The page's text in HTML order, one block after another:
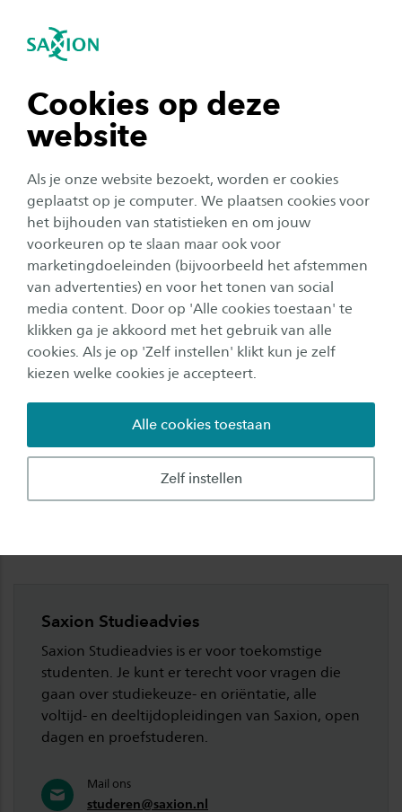
Cookies op deze
website
Als je onze website bezoekt, worden er cookies
geplaatst op je computer. We plaatsen cookies voor
het bijhouden van statistieken en om jouw
voorkeuren op te slaan maar ook voor
marketingdoeleinden (bijvoorbeeld het afstemmen
van advertenties) en voor het tonen van social
media content. Door op 'Alle cookies toestaan' te
klikken ga je akkoord met het gebruik van alle
cookies. Als je op 'Zelf instellen' klikt kun je zelf
kiezen welke cookies je accepteert.
Zelf instellen
Alle cookies toestaan
Navigatie openen
tonen
tonen
tonen
tonen
sluiten
IntoSaxion bestaat niet meer
Sorry, IntoSaxion pagina bestaat niet meer.
Maar, alle informatie die je zoekt is gelukkig ook
op deze website te vinden. Kom je er alsnog niet
Saxion Studieadvies
Saxion Studieadvies is er voor toekomstige
studenten. Je kunt er terecht voor vragen die
gaan over studiekeuze- en oriëntatie, alle
voltijd- en deeltijdopleidingen van Saxion, open
dagen en proefstuderen.
Mail ons
studeren@saxion.nl